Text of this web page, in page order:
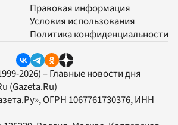
Правовая информация
Условия использования
Политика конфиденциальности
2026) – Главные новости дня
(Gazeta.Ru)
, ОГРН 1067761730376, ИНН